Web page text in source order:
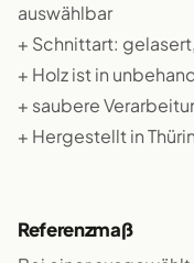
auswählbar
+ Schnittart:
+ Holz ist in
+ saubere
+ Hergestellt in
Referenzmaß